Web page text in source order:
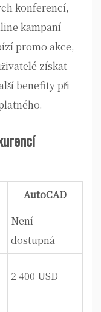
konferencí,
kampaní
promo akce,
získat
benefity při
AutoCAD
Není
dostupná
2 400 USD